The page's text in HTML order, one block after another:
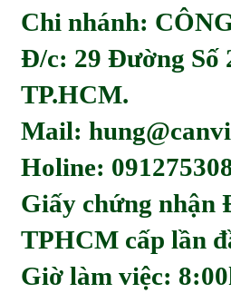
Chi nhánh:
Đ/c: 29 Đường Số
TP.HCM.
Mail:
Holine:
Giấy chứng nhận
TPHCM cấp lần
Giờ làm việc: